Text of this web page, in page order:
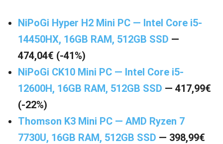
NiPoGi Hyper H2 Mini PC — Intel Core i5-
14450HX, 16GB RAM, 512GB SSD —
474,04€ (-41%)
NiPoGi CK10 Mini PC — Intel Core i5-
12600H, 16GB RAM, 512GB SSD — 417,99€
(-22%)
Thomson K3 Mini PC — AMD Ryzen 7
7730U, 16GB RAM, 512GB SSD — 398,99€